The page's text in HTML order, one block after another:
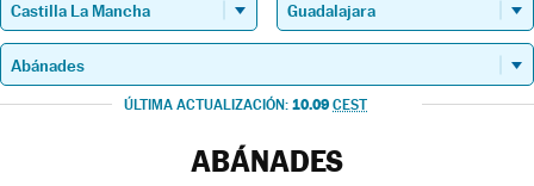
ÚLTIMA ACTUALIZACIÓN: 10.09 CEST
ABÁNADES